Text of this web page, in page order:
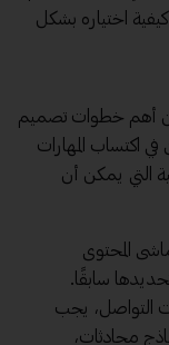
اختياره بشكل
من أهم خطوات تصميم
اكتساب المهارات
التي يمكن أن
المحتوى
سابقًا.
التواصل، يجب
محادثات،